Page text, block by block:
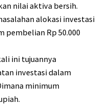
nilai aktiva bersih.
alokasi investasi
pembelian Rp 50.000
ini tujuannya
investasi dalam
minimum